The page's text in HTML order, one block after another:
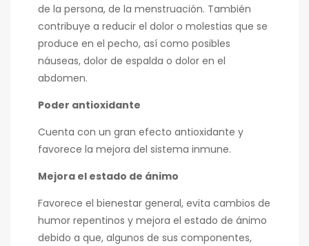
de la persona, de la menstruación. También
contribuye a reducir el dolor o molestias que se
produce en el pecho, así como posibles
náuseas, dolor de espalda o dolor en el
abdomen.
Poder antioxidante
Cuenta con un gran efecto antioxidante y
favorece la mejora del sistema inmune.
Mejora el estado de ánimo
Favorece el bienestar general, evita cambios de
humor repentinos y mejora el estado de ánimo
debido a que, algunos de sus componentes,